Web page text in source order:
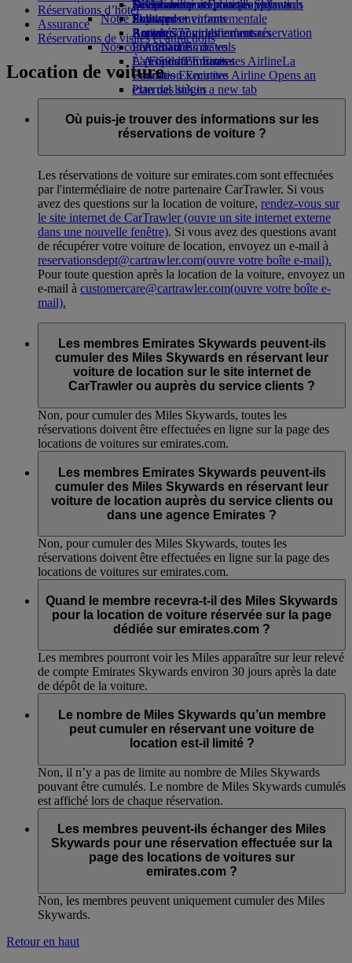
Boissons
Notre flotte
Boeing 777
L’A380 d’Emirates
L’A350 d’Emirates
Emirates Executive
Plan des sièges
Divertissements pour les enfants
Jouets pour enfants
Activités pour les enfants
La durabilité en pratique
Politique environnementale
Rapports environnementaux
Nos communautés
La Fondation Emirates AirlineLa
Fondation Emirates Airline Opens an
external link in a new tab
Parrainages
Se connecter à Emirates Skywards
Skywards+
Téléphone portable et l'application
Emirates
Annuler ou modifier une réservation
Perturbations de vols
À propos d’Emirates
Réservations d’hôtel
Assurance
Réservations de visites et attractions
Location de voiture
Où puis-je trouver des informations sur les
réservations de voiture ?
Les réservations de voiture sur emirates.com sont effectuées
par l'intermédiaire de notre partenaire CarTrawler. Si vous
avez des questions sur la location de voiture, rendez-vous sur
le site internet de CarTrawler(ouvre un site internet externe
dans une nouvelle fenêtre). Si vous avez des questions avant
de récupérer votre voiture de location, envoyez un e-mail à
reservationsdept@cartrawler.com(ouvre votre boîte e-mail).
Pour toute question après la location de la voiture, envoyez un
e-mail à customercare@cartrawler.com(ouvre votre boîte e-
mail).
Les membres Emirates Skywards peuvent-ils
cumuler des Miles Skywards en réservant leur
voiture de location sur le site internet de
CarTrawler ou auprès du service clients ?
Non, pour cumuler des Miles Skywards, toutes les
réservations doivent être effectuées en ligne sur la page des
locations de voitures sur emirates.com.
Les membres Emirates Skywards peuvent-ils
cumuler des Miles Skywards en réservant leur
voiture de location auprès du service clients ou
dans une agence Emirates ?
Non, pour cumuler des Miles Skywards, toutes les
réservations doivent être effectuées en ligne sur la page des
locations de voitures sur emirates.com.
Quand le membre recevra-t-il des Miles Skywards
pour la location de voiture réservée sur la page
dédiée sur emirates.com ?
Les membres pourront voir les Miles apparaître sur leur relevé
de compte Emirates Skywards environ 30 jours après la date
de dépôt de la voiture.
Le nombre de Miles Skywards qu’un membre
peut cumuler en réservant une voiture de
location est-il limité ?
Non, il n’y a pas de limite au nombre de Miles Skywards
pouvant être cumulés. Le nombre de Miles Skywards cumulés
est affiché lors de chaque réservation.
Les membres peuvent-ils échanger des Miles
Skywards pour une réservation effectuée sur la
page des locations de voitures sur
emirates.com ?
Non, les membres peuvent uniquement cumuler des Miles
Skywards.
Retour en haut